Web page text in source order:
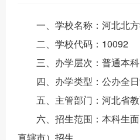
一、学校名称：河北北
二、学校代码：10092
三、办学层次：普通本科
四、办学类型：公办全
五、主管部门：河北省
六、招生范围：本科生